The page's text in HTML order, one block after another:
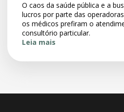
O caos da saúde pública e a
lucros por parte das
os médicos prefiram o
consultório particular.
Leia mais